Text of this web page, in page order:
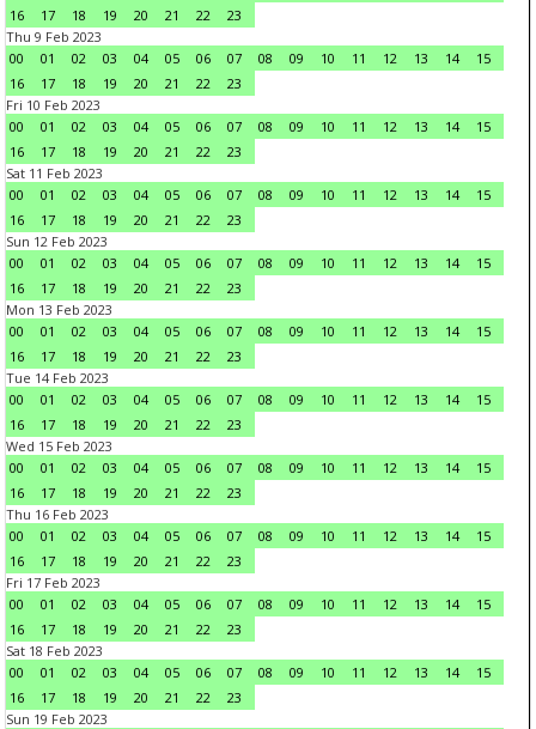
16
17 18 19 20 21 22
23
Thu 9 Feb 2023
00
01 02 03 04 05 06 07 08 09 10 11 12 13 14
15
16
17 18 19 20 21 22
23
Fri 10 Feb 2023
00
01 02 03 04 05 06 07 08 09 10 11 12 13 14
15
16
17 18 19 20 21 22
23
Sat 11 Feb 2023
00
01 02 03 04 05 06 07 08 09 10 11 12 13 14
15
16
17 18 19 20 21 22
23
Sun 12 Feb 2023
00
01 02 03 04 05 06 07 08 09 10 11 12 13 14
15
16
17 18 19 20 21 22
23
Mon 13 Feb 2023
00
01 02 03 04 05 06 07 08 09 10 11 12 13 14
15
16
17 18 19 20 21 22
23
Tue 14 Feb 2023
00
01 02 03 04 05 06 07 08 09 10 11 12 13 14
15
16
17 18 19 20 21 22
23
Wed 15 Feb 2023
00
01 02 03 04 05 06 07 08 09 10 11 12 13 14
15
16
17 18 19 20 21 22
23
Thu 16 Feb 2023
00
01 02 03 04 05 06 07 08 09 10 11 12 13 14
15
16
17 18 19 20 21 22
23
Fri 17 Feb 2023
00
01 02 03 04 05 06 07 08 09 10 11 12 13 14
15
16
17 18 19 20 21 22
23
Sat 18 Feb 2023
00
01 02 03 04 05 06 07 08 09 10 11 12 13 14
15
16
17 18 19 20 21 22
23
Sun 19 Feb 2023